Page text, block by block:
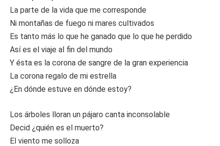
La parte de la vida que me corresponde
Ni montañas de fuego ni mares cultivados
Es tanto más lo que he ganado que lo que he perdido
Así es el viaje al fin del mundo
Y ésta es la corona de sangre de la gran experiencia
La corona regalo de mi estrella
¿En dónde estuve en dónde estoy?
Los árboles lloran un pájaro canta inconsolable
Decid ¿quién es el muerto?
El viento me solloza